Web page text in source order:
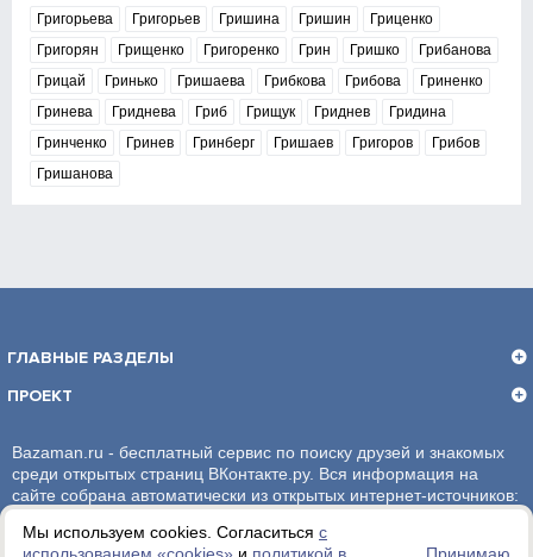
Мы используем cookies. Согласиться с
Григорьева Григорьев Гришина Гришин
Гриценко
Григорян
Грищенко Григоренко Грин Гришко
Грибанова
Грицай
Гринько Гришаева Грибкова Грибова
Гриненко
Гринева
Гриднева Гриб Грищук Гриднев
Гридина
Гринченко
Гринев Гринберг Гришаев Григоров
Грибов
Гришанова
ГЛАВНЫЕ РАЗДЕЛЫ
ПРОЕКТ
Bazaman.ru - бесплатный сервис по поиску друзей и знакомых
среди открытых страниц ВКонтакте.ру. Вся информация на
сайте собрана автоматически из открытых интернет-источников:
администрация сайта ответственности не несет.